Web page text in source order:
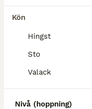
Kön
Hingst
Sto
Valack
Nivå (hoppning)
Ardenner